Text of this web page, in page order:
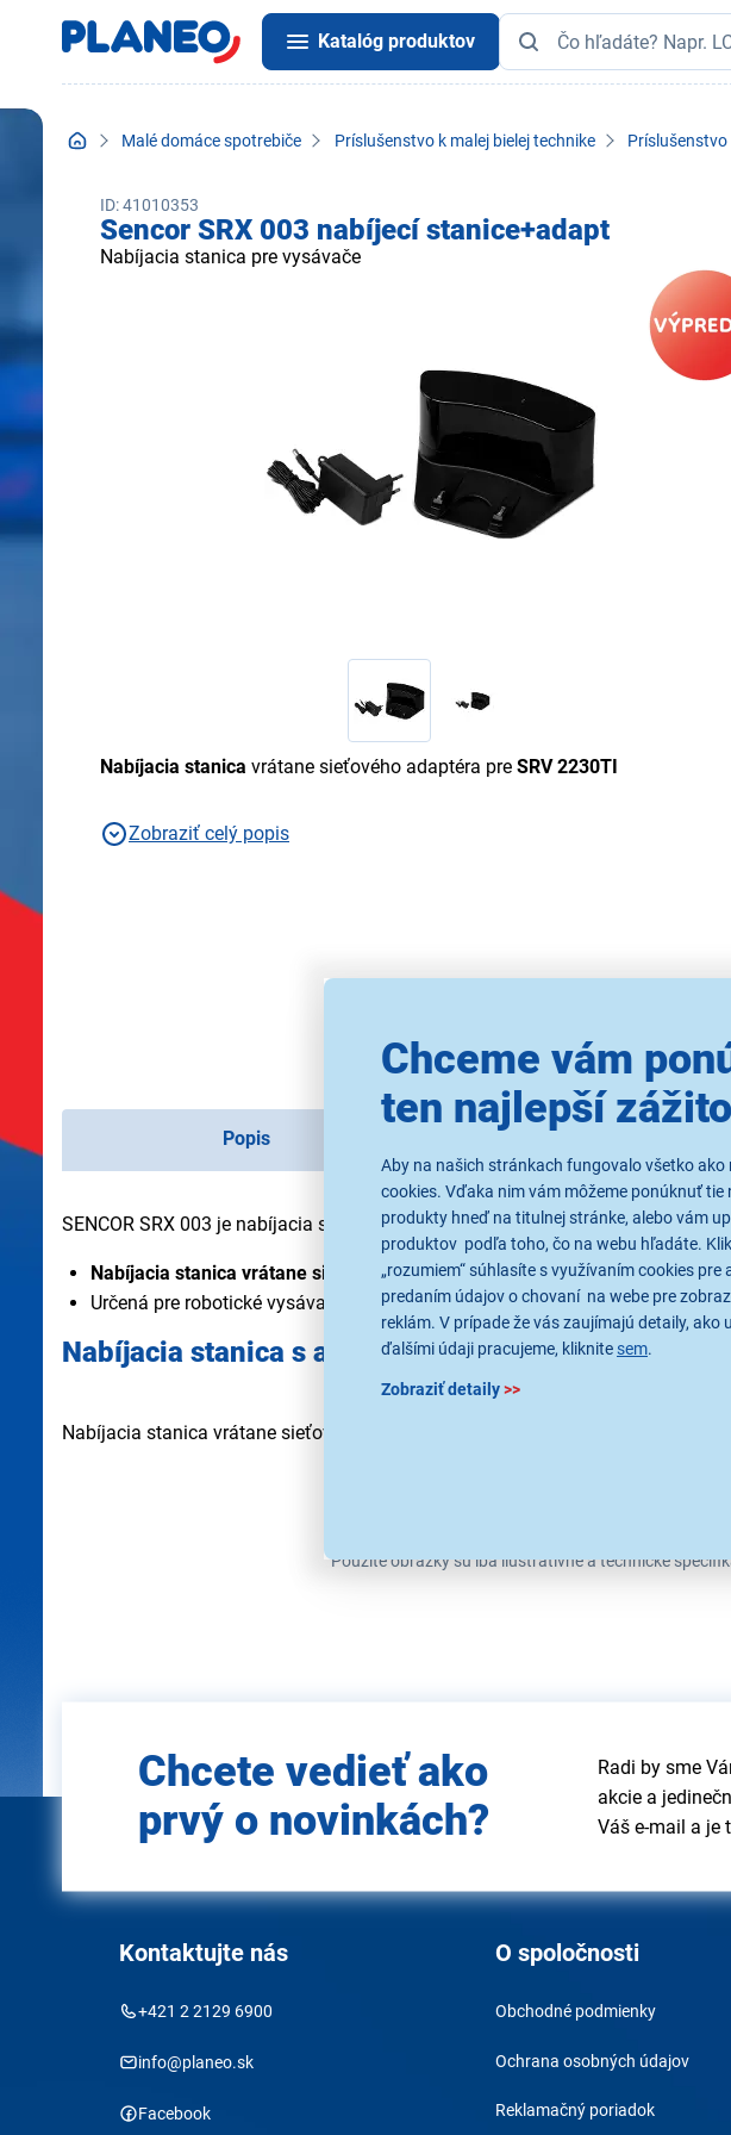
Chceme vám
ten najlepší
Aby na našich stránkach fungovalo všetko ako
cookies. Vďaka nim vám môžeme ponúknuť tie
produkty hneď na titulnej stránke, alebo vám
produktov podľa toho, čo na webu hľadáte.
„rozumiem“ súhlasíte s využívaním cookies pre
predaním údajov o chovaní na webe pre
reklám. V prípade že vás zaujímajú detaily, ako
ďalšími údaji pracujeme, kliknite sem.
Zobraziť detaily>>
Katalóg produktov
Malé domáce spotrebiče Príslušenstvo k malej bielej technike
ID: 41010353
Sencor SRX 003 nabíjecí stanice+adapt
Nabíjacia stanica pre vysávače
Nabíjacia stanica vrátane sieťového adaptéra pre SRV 2230TI
Zobraziť celý popis
Popis
SENCOR SRX 003 je nabíjacia stanica so sieťovým adaptérom pre robotické
Nabíjacia stanica vrátane sieťového adaptéra
Určená pre robotické vysávače značky SencorSRV 2230TI
Nabíjacia stanica s adaptérom
Nabíjacia stanica vrátane sieťového adaptéra pre SRV 2230TI
Použité obrázky sú iba ilustratívne a technické
e-mail
Chcete vedieť ako
prvý o novinkách?
Radi by sme
akcie a
Váš e-mail a je
Kontaktujte nás
+421 2 2129 6900
info@planeo.sk
Facebook
O spoločnosti
Obchodné podmienky
Ochrana osobných údajov
Reklamačný poriadok